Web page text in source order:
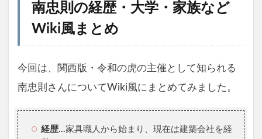
南忠則の経歴・大学・家族など
Wiki風まとめ
今回は、関西版・令和の虎の主催として知られる
南忠則さんについてWiki風にまとめてみました。
経歴…家具職人から始まり、現在は建築会社を経